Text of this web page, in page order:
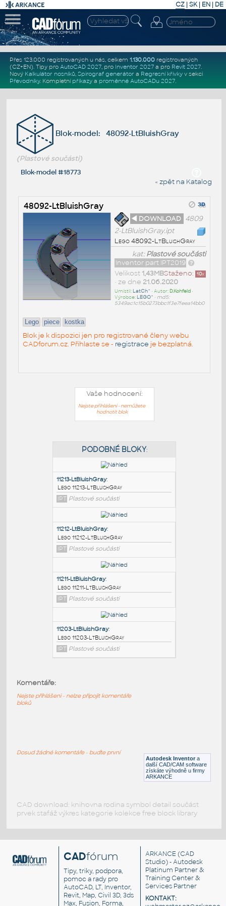
CZ | SK| EN | DE
Přes 123.000 registrovaných u nás, celkem 1.130.000registrovaných
(CZ+EN). Tipy pro AutoCAD 2027, pro Inventor 2027a pro Revit 2027.
Nový Kalkulátor nosníků, Spirograf generátor a Regresní křivkyv sekci
Převodníky. Kompletní příkazya proměnné AutoCADu 2027.
Blok-model: 48092-LtBluishGray
(Plastové součásti)
Blok-model #18773
« zpět na Katalog
48092-LtBluishGray
◄ DOWNLOAD 4809
2-LtBluishGray.ipt
Lego 48092-LtBluishGray
kat:Plastové součásti
Inventor part IPT2019
Staženo: 10x
Velikost 1,43MB
• ze dne 21.06.2020
Umístil: LatCh^ • Autor: D.Kohfeld•
Výrobce: LEGO^ • md5:
5349ac1c15b0273bbc1f3e7feea14bb0
Lego piece kostka
Blok je k dispozici jen pro registrované členy webu
CADforum.cz. Přihlaste se - registrace je bezplatná.
Vaše hodnocení:
Nejste přihlášeni - nemůžete
hodnotit blok
PODOBNÉ BLOKY
11213-LtBluishGray:
Lego 11213-LtBluishGray
IPT Plastové součásti
11212-LtBluishGray:
Lego 11212-LtBluishGray
IPT
Plastové součásti
Lego 11203-LtBluishGray
Autodesk Inventor a
další CAD/CAM software
získáte výhodně u firmy
ARKANCE
Komentáře:
Nejste přihlášeni - nelze připojit komentáře
bloků
Dosud žádné komentáře - buďte první
CAD download: knihovna rodina symbol detail součást
prvek stafáž výkres kategorie kolekce free block library
CADfórum
Tipy, triky, podpora,
pomoc a rady pro
AutoCAD, LT, Inventor,
Revit, Map, Civil 3D, 3ds
Max, Fusion, Forma,
ARKANCE (CAD
Studio) - Autodesk
Platinum Partner &
Training Center &
Services Partner
KONTAKT: